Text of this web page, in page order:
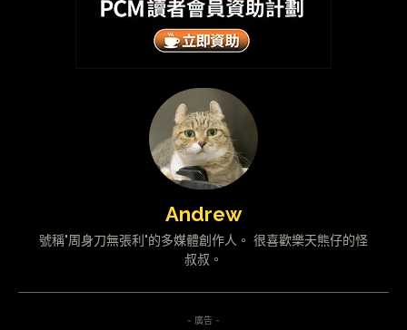
Andrew
號稱"周身刀無張利"的多媒體創作人。 很喜歡樂天熊仔的怪
叔叔。
- 廣告 -